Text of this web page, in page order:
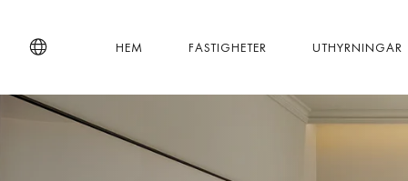
HEM FASTIGHETER UTHYRNINGAR